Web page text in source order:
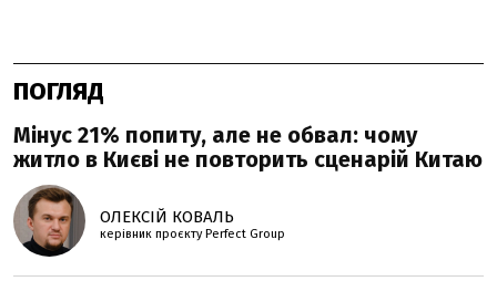
ПОГЛЯД
Мінус 21% попиту, але не обвал: чому
житло в Києві не повторить сценарій Китаю
ОЛЕКСІЙ КОВАЛЬ
керівник проєкту Perfеct Group